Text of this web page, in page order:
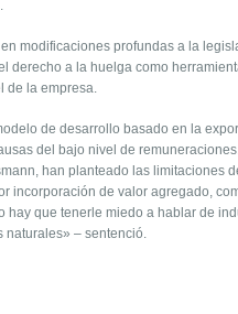
modificaciones profundas a la
derecho a la huelga como
de la empresa.
de desarrollo basado en la
del bajo nivel de
han planteado las limitaciones
incorporación de valor agregado,
que tenerle miedo a hablar de
naturales» – sentenció.